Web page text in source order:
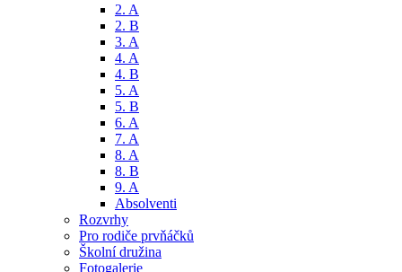
2. A
2. B
3. A
4. A
4. B
5. A
5. B
6. A
7. A
8. A
8. B
9. A
Absolventi
Rozvrhy
Pro rodiče prvňáčků
Školní družina
Fotogalerie